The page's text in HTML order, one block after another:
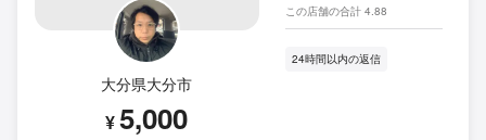
大分県大分市
¥5,000
この店舗の合計 4.88
24時間以内の返信